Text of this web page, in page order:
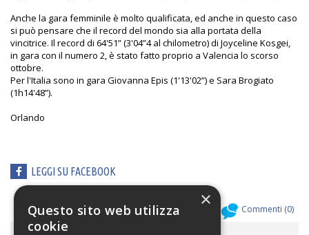
Anche la gara femminile è molto qualificata, ed anche in questo caso
si può pensare che il record del mondo sia alla portata della
vincitrice. Il record di 64'51” (3'04”4 al chilometro) di Joyceline Kosgei,
in gara con il numero 2, è stato fatto proprio a Valencia lo scorso
ottobre.
Per l'Italia sono in gara Giovanna Epis (1'13'02”) e Sara Brogiato
(1h14'48”).
Orlando
LEGGI SU FACEBOOK
Allegati ( Commenti (0)
×
Questo sito web utilizza
cookie